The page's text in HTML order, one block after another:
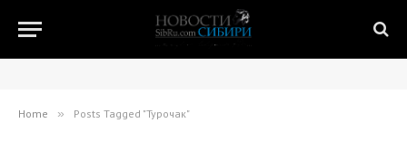
Home » Posts Tagged "Турочак"